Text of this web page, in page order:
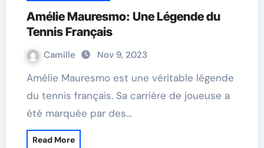
Amélie Mauresmo: Une Légende du
Tennis Français
Camille Nov 9, 2023
Amélie Mauresmo est une véritable légende
du tennis français. Sa carrière de joueuse a
été marquée par des…
Read More